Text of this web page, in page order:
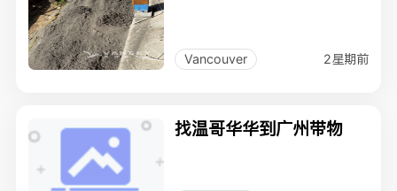
Vancouver 2星期前
找温哥华华到广州带物